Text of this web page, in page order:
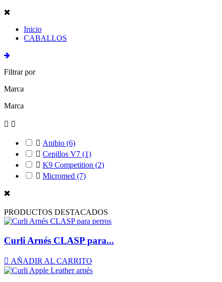
Inicio
CABALLOS
Filtrar por
Marca
Marca
 
 Anibio (6)
 Cepillos V7 (1)
 K9 Competition (2)
 Micromed (7)
PRODUCTOS DESTACADOS
Curli Arnés CLASP para...
 AÑADIR AL CARRITO